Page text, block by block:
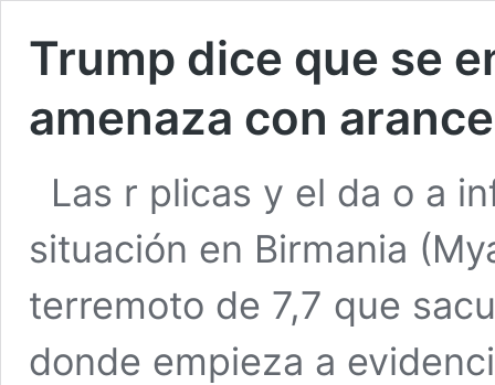
Trump dice que se
amenaza con
Las r plicas y el da o a
situación en Birmania
terremoto de 7,7 que
donde empieza a